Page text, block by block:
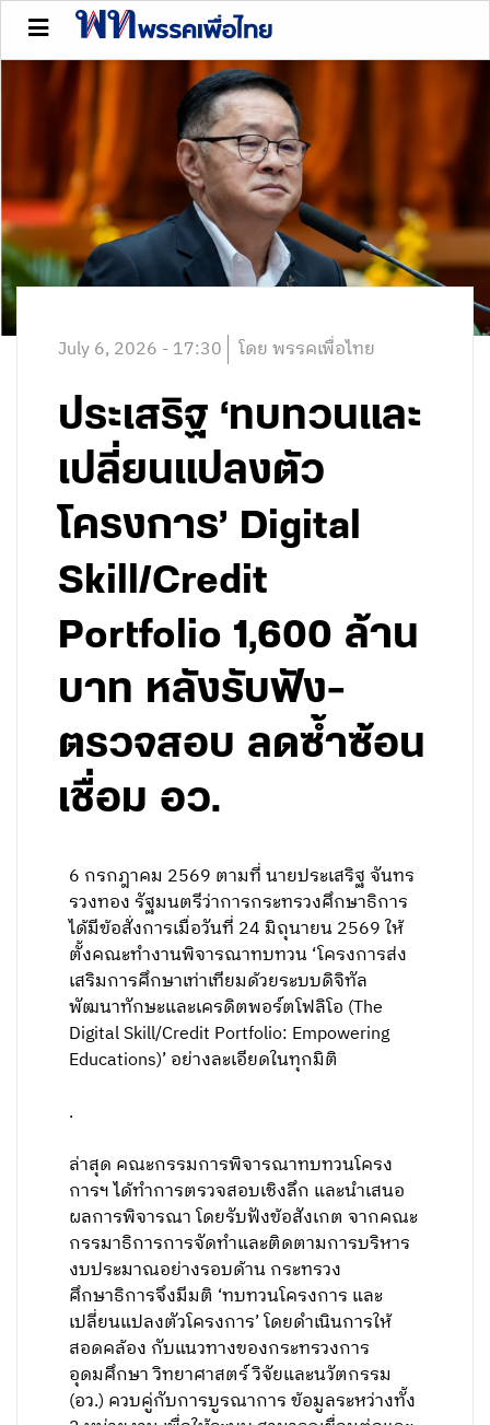
July 6, 2026 - 17:30 โดย พรรคเพื่อไทย
ประเสริฐ ‘ทบทวนและ
เปลี่ยนแปลงตัว
โครงการ’ Digital
Skill/Credit
Portfolio 1,600 ล้าน
บาท หลังรับฟัง-
ตรวจสอบ ลดซ้ำซ้อน
เชื่อม อว.
6 กรกฎาคม 2569 ตามที่ นายประเสริฐ จันทร
รวงทอง รัฐมนตรีว่าการกระทรวงศึกษาธิการ
ได้มีข้อสั่งการเมื่อวันที่ 24 มิถุนายน 2569 ให้
ตั้งคณะทํางานพิจารณาทบทวน ‘โครงการส่ง
เสริมการศึกษาเท่าเทียมด้วยระบบดิจิทัล
พัฒนาทักษะและเครดิตพอร์ตโฟลิโอ (The
Digital Skill/Credit Portfolio: Empowering
Educations)’ อย่างละเอียดในทุกมิติ
.
​ล่าสุด คณะกรรมการพิจารณาทบทวนโครง
การฯ ได้ทําการตรวจสอบเชิงลึก และนําเสนอ
ผลการพิจารณา โดยรับฟังข้อสังเกต จากคณะ
กรรมาธิการการจัดทําและติดตามการบริหาร
งบประมาณอย่างรอบด้าน กระทรวง
ศึกษาธิการจึงมีมติ ‘ทบทวนโครงการ และ
เปลี่ยนแปลงตัวโครงการ’ โดยดําเนินการให้
สอดคล้อง กับแนวทางของกระทรวงการ
อุดมศึกษา วิทยาศาสตร์ วิจัยและนวัตกรรม
(อว.) ควบคู่กับการบูรณาการ ข้อมูลระหว่างทั้ง